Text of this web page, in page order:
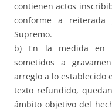
contienen actos
conforme a reiterada
Supremo.
b) En la medida en
sometidos a
arreglo a lo establecido
texto refundido,
ámbito objetivo del